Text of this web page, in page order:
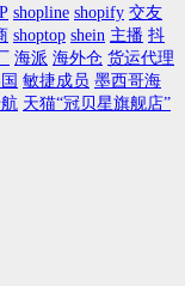
shopline shopify 交友
shoptop shein 主播 抖
海派 海外仓 货运代理
敏捷成员 墨西哥海
天猫“冠贝星旗舰店”